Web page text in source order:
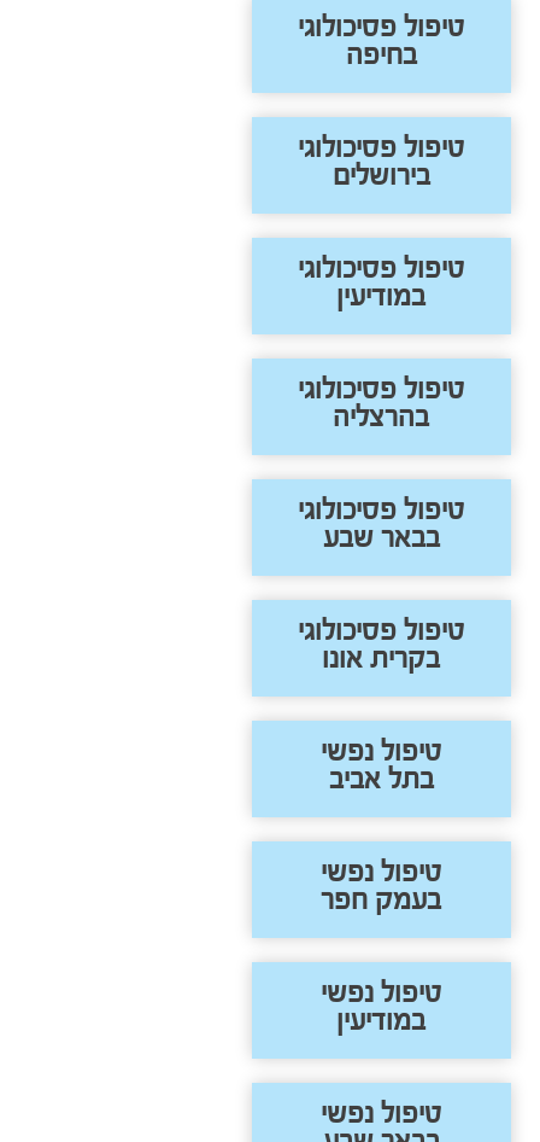
טיפול פסיכולוגי
בחיפה
טיפול פסיכולוגי
בירושלים
טיפול פסיכולוגי
במודיעין
טיפול פסיכולוגי
בהרצליה
טיפול פסיכולוגי
בבאר שבע
טיפול פסיכולוגי
בקרית אונו
טיפול נפשי
בתל אביב
טיפול נפשי
בעמק חפר
טיפול נפשי
במודיעין
טיפול נפשי